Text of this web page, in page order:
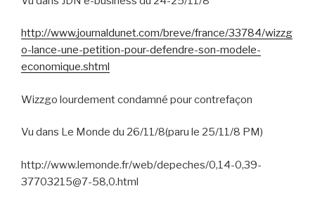
http://www.journaldunet.com/breve/france/33784/wizzg
o-lance-une-petition-pour-defendre-son-modele-
economique.shtml
Wizzgo lourdement condamné pour contrefaçon
Vu dans Le Monde du 26/11/8(paru le 25/11/8 PM)
http://www.lemonde.fr/web/depeches/0,14-0,39-
37703215@7-58,0.html